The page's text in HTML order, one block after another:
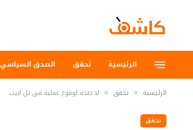
الرئيسية تحقق الصدق السياسي
الرئيسية » تحقق » لا صحة لوقوع عملية في تل ابيب
تحقق